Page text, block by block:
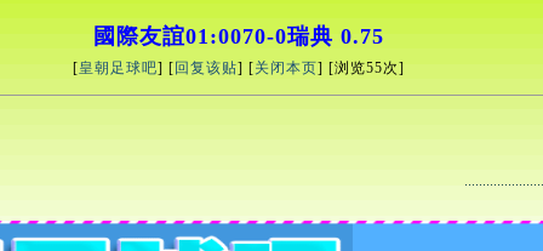
國際友誼01:0070-0瑞典 0.75
[皇朝足球吧] [ 回复该贴] [关闭本页] [浏览55次]